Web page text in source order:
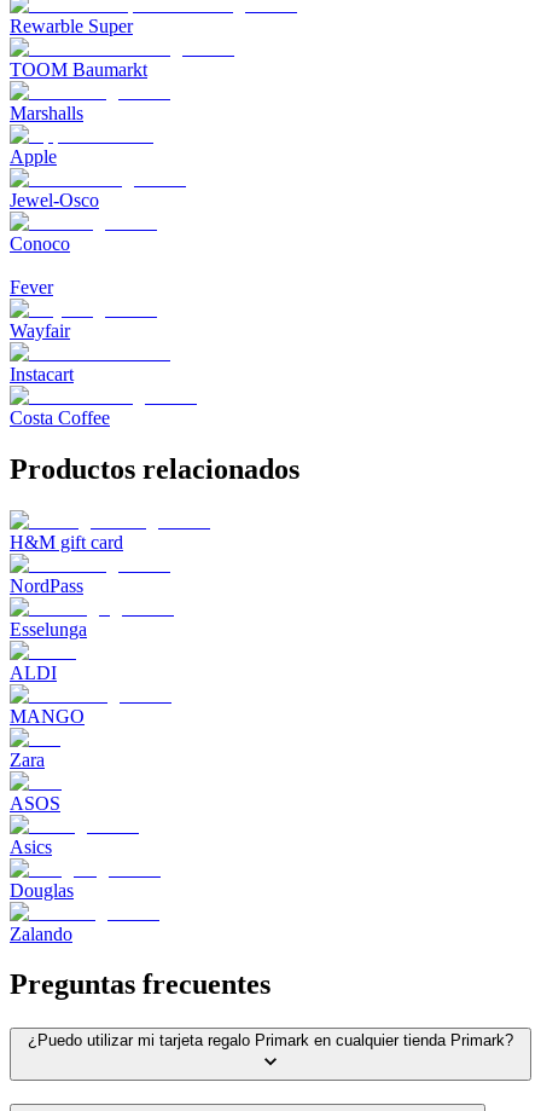
Rewarble Super
TOOM Baumarkt
Marshalls
Apple
Jewel-Osco
Conoco
Fever
Wayfair
Instacart
Costa Coffee
Productos relacionados
H&M gift card
NordPass
Esselunga
ALDI
MANGO
Zara
ASOS
Asics
Douglas
Zalando
Preguntas frecuentes
¿Puedo utilizar mi tarjeta regalo Primark en cualquier tienda Primark?